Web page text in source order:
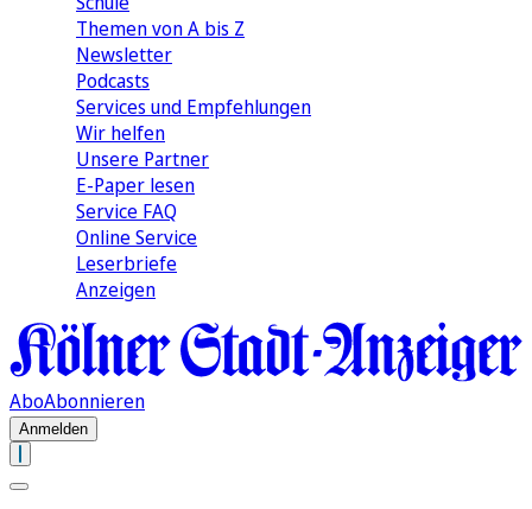
Themen von A bis Z
Newsletter
Podcasts
Services und Empfehlungen
Wir helfen
Unsere Partner
E-Paper lesen
Service FAQ
Online Service
Leserbriefe
Anzeigen
AboAbonnieren
Anmelden